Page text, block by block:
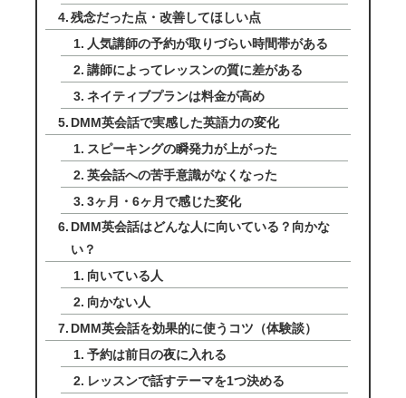
残念だった点・改善してほしい点
人気講師の予約が取りづらい時間帯がある
講師によってレッスンの質に差がある
ネイティブプランは料金が高め
DMM英会話で実感した英語力の変化
スピーキングの瞬発力が上がった
英会話への苦手意識がなくなった
3ヶ月・6ヶ月で感じた変化
DMM英会話はどんな人に向いている？向かな
い？
向いている人
向かない人
DMM英会話を効果的に使うコツ（体験談）
予約は前日の夜に入れる
レッスンで話すテーマを1つ決める